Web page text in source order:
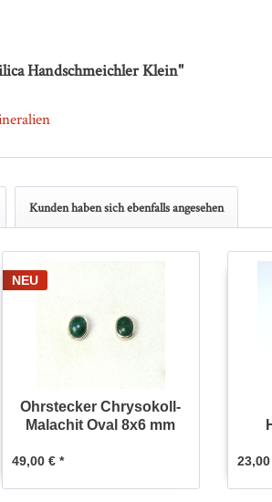
Handschmeichler Klein"
Kunden haben sich ebenfalls angesehen
NEU
Ohrstecker Chrysokoll-
Malachit Oval 8x6 mm
49,00 € *